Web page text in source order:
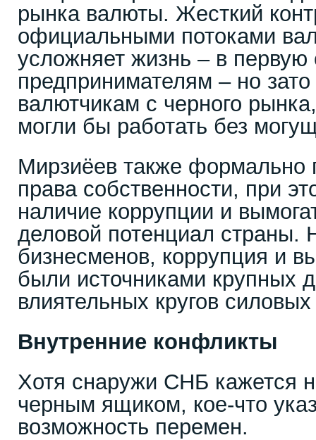
рынка валюты. Жесткий
официальными потоками
усложняет жизнь – в первую
предпринимателям – но
валютчикам с черного
могли бы работать без
Мирзиёев также
права собственности, при
наличие коррупции и
деловой потенциал страны.
бизнесменов, коррупция и
были источниками крупных
влиятельных кругов
Внутренние конфликты
Хотя снаружи СНБ кажется
черным ящиком, кое-что
возможность перемен.